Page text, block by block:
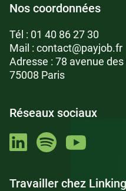
Nos coordonnées
Tél : 01 40 86 27 30
Mail : contact@payjob.fr
Adresse : 78 avenue
75008 Paris
Réseaux sociaux
Travailler chez